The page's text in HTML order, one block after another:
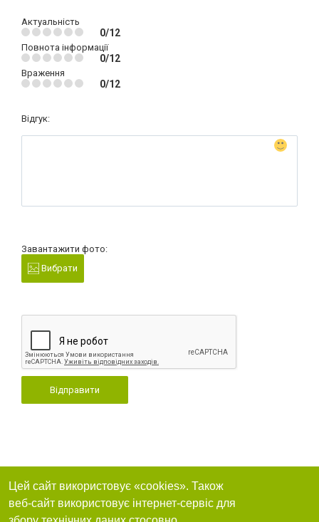
Актуальність
0/12
Повнота інформації
0/12
Враження
0/12
Відгук:
Завантажити фото:
Вибрати
Відправити
Цей сайт використовує «cookies». Також
веб-сайт використовує інтернет-сервіс для